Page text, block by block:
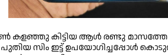
കിട്ടിയ ആൾ രണ്ടു
പുതിയ സിം ഇട്ട് ഉപയോഗിച്ചപ്പോൾ